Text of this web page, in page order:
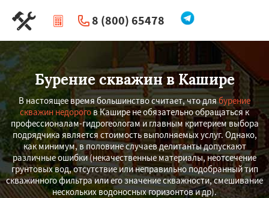
8 (800) 65478
| Перезвоните мне
Бурение скважин в Кашире
В настоящее время большинство считает, что длябурение
скважин недорогов Кашире не обязательно обращаться к
профессионалам-гидрогеологам и главным критерием выбора
подрядчика является стоимость выполняемых услуг. Однако,
как минимум, в половине случаев делитанты допускают
различные ошибки (некачественные материалы, неотсечение
грунтовых вод, отсутствие или неправильно подобранный тип
скважинного фильтра или его значение скважности, смешивание
нескольких водоносных горизонтов и др).